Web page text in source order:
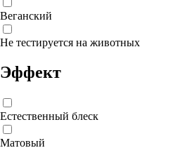
Веганский
Не тестируется на животных
Эффект
Естественный блеск
Матовый